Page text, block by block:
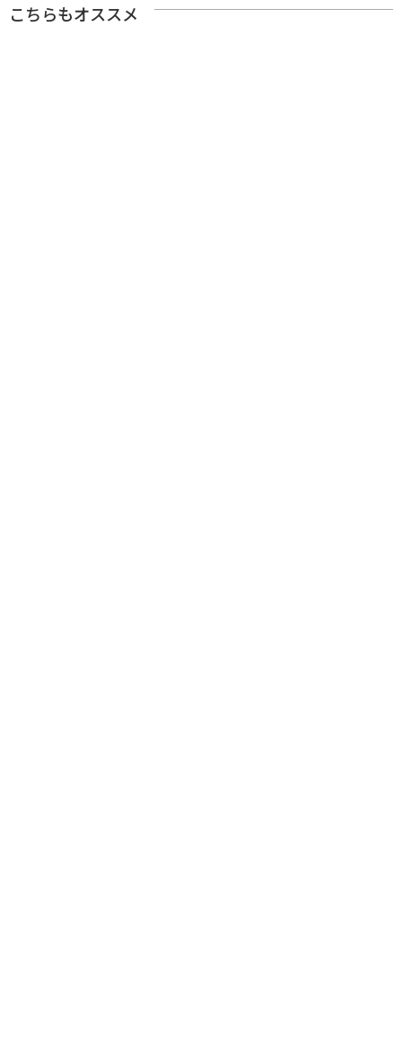
こちらもオススメ